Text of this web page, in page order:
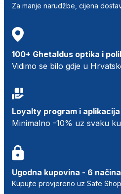
Za manje narudžbe, cijena
100+ Ghetaldus optika i
Vidimo se bilo gdje u
Loyalty program i aplikacija
Minimalno -10% uz svaku
Ugodna kupovina - 6
Kupujte provjereno uz Safe